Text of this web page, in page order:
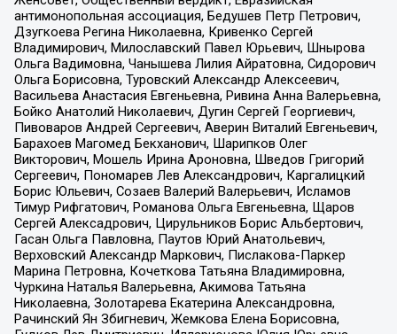
антимонопольная ассоциация, Бедушев Петр Петрович,
Дзугкоева Регина Николаевна, Кривенко Сергей
Владимирович, Милославский Павел Юрьевич, Шнырова
Ольга Вадимовна, Чанышева Лилия Айратовна, Сидорович
Ольга Борисовна, Туровский Александр Алексеевич,
Васильева Анастасия Евгеньевна, Ривина Анна Валерьевна,
Бойко Анатолий Николаевич, Дугин Сергей Георгиевич,
Пивоваров Андрей Сергеевич, Аверин Виталий Евгеньевич,
Барахоев Магомед Бекханович, Шарипков Олег
Викторович, Мошель Ирина Ароновна, Шведов Григорий
Сергеевич, Пономарев Лев Александрович, Каргалицкий
Борис Юльевич, Созаев Валерий Валерьевич, Исламов
Тимур Рифгатович, Романова Ольга Евгеньевна, Щаров
Сергей Алексадрович, Цирульников Борис Альбертович,
Гасан Ольга Павловна, Паутов Юрий Анатольевич,
Верховский Александр Маркович, Пислакова-Паркер
Марина Петровна, Кочеткова Татьяна Владимировна,
Чуркина Наталья Валерьевна, Акимова Татьяна
Николаевна, Золотарева Екатерина Александровна,
Рачинский Ян Збигневич, Жемкова Елена Борисовна,